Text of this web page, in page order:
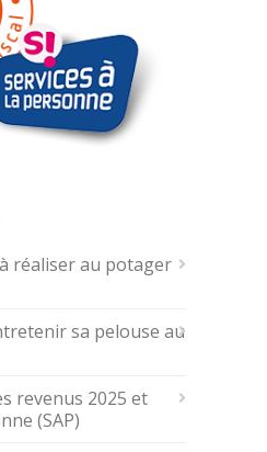
réaliser au potager
sa pelouse au
revenus 2025 et
(SAP)